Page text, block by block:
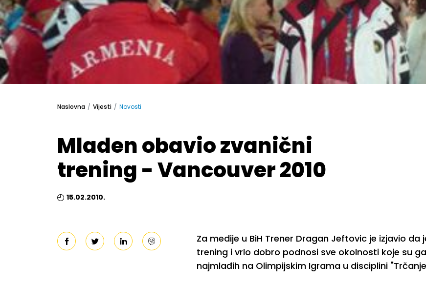
Naslovna Vijesti Novosti
Mladen obavio zvanični
trening - Vancouver 2010
15.02.2010.
Za medije u BiH Trener Dragan Jeftovic je izjavio da
trening i vrlo dobro podnosi sve okolnosti koje su
najmlađih na Olimpijskim Igrama u disciplini